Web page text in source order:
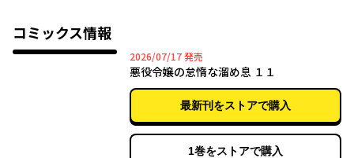
前世の知識を活かして玩具や恋愛小説を生み出し、退屈な世界を
バラ色にしてみせる！
王妃様お気に入りの実業家になり、これでシナリオを外れて素敵
な未来が……と思いきや書いた小説のせいで破滅フラグがやって
コミックス情報
2026/07/172026年07月17日
発売
悪役令嬢の怠惰な溜め息 １１
最新刊をストアで購入
1巻をストアで購入